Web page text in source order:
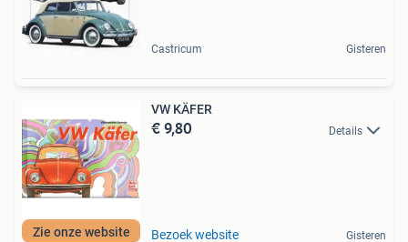
Castricum Gisteren
Zie onze website
VW KÄFER
€ 9,80 Details
Bezoek website Gisteren